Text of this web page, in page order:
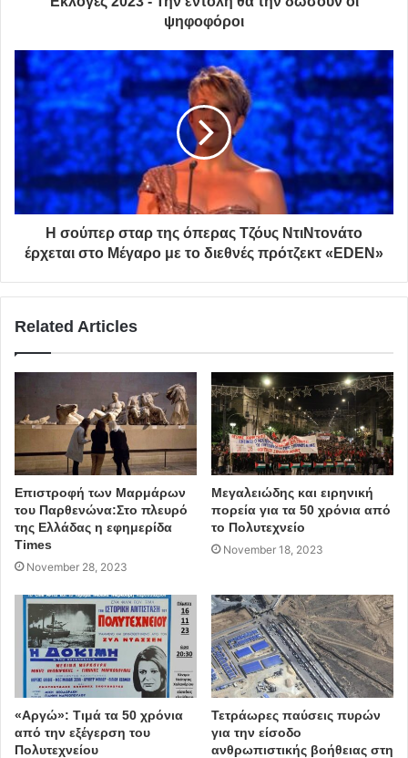
ψηφοφόροι
Η σούπερ σταρ της όπερας Τζόυς ΝτιΝτονάτο
έρχεται στο Μέγαρο με το διεθνές πρότζεκτ «EDEN»
Related Articles
Επιστροφή των Μαρμάρων
του Παρθενώνα:Στο πλευρό
της Ελλάδας η εφημερίδα
Times
November 28, 2023
Μεγαλειώδης και ειρηνική
πορεία για τα 50 χρόνια από
το Πολυτεχνείο
November 18, 2023
«Αργώ»: Τιμά τα 50 χρόνια
από την εξέγερση του
Πολυτεχνείου
Τετράωρες παύσεις πυρών
για την είσοδο
ανθρωπιστικής βοήθειας στη